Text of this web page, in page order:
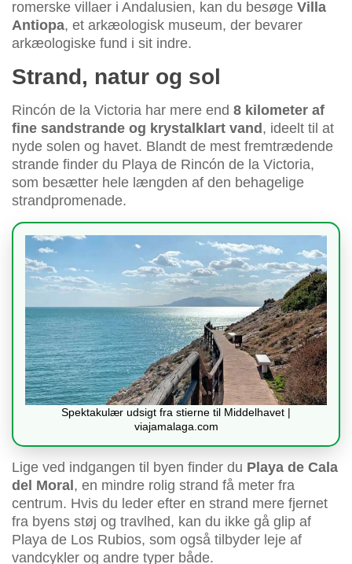
romerske villaer i Andalusien, kan du besøge Villa
Antiopa, et arkæologisk museum, der bevarer
arkæologiske fund i sit indre.
Strand, natur og sol
Rincón de la Victoria har mere end 8 kilometer af
fine sandstrande og krystalklart vand , ideelt til at
nyde solen og havet. Blandt de mest fremtrædende
strande finder du Playa de Rincón de la Victoria,
som besætter hele længden af den behagelige
strandpromenade.
Spektakulær udsigt fra stierne til Middelhavet |
viajamalaga.com
Lige ved indgangen til byen finder du Playa de Cala
del Moral , en mindre rolig strand få meter fra
centrum. Hvis du leder efter en strand mere fjernet
fra byens støj og travlhed, kan du ikke gå glip af
Playa de Los Rubios, som også tilbyder leje af
vandcykler og andre typer både.